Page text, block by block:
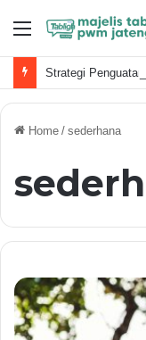
Menu
Strategi Penguatan
Home / sederhana